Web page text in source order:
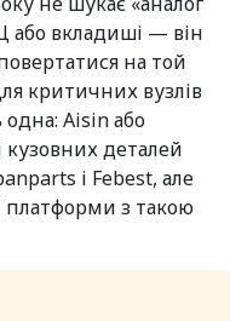
або вкладиші — він
на той
критичних вузлів
одна: Aisin або
кузовних деталей
і Febest, але
платформи з такою